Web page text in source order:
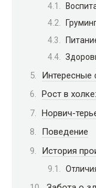
Интересные
Рост в холке:
Норвич-
Поведение
История